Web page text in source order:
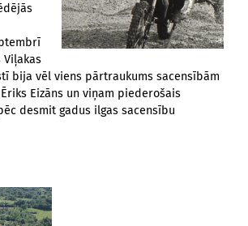
Viļakas
bija vēl viens pārtraukums sacensībām
Eizāns un viņam piederošais
desmit gadus ilgas sacensību